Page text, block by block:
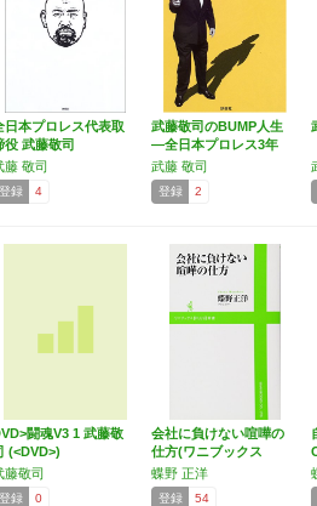
日本プロレス代表取
役 武藤敬司
藤 敬司
登録 4
武藤敬司のBUMP人生
―全日本プロレス3年
半…
武藤 敬司
登録 2
闘魂V3 1 武藤敬
(<DVD>)
藤敬司
登録 0
会社に負けない喧嘩の
仕方(ワニブックス
PLU…
蝶野 正洋
登録 54